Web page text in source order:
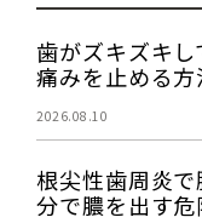
歯がズキズキ
痛みを止める
2026.08.10
根尖性歯周炎
分で膿を出す